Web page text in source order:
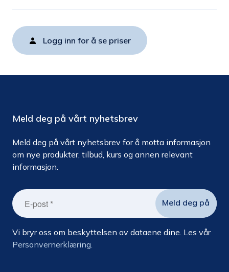
Logg inn for å se priser
Meld deg på vårt nyhetsbrev
Meld deg på vårt nyhetsbrev for å motta informasjon
om nye produkter, tilbud, kurs og annen relevant
informasjon.
Vi bryr oss om beskyttelsen av dataene dine. Les vår
Personvernerklæring.